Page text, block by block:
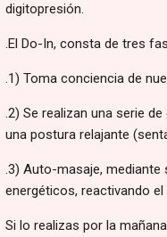
digitopresión.
.El Do-In, consta de tres
.1) Toma conciencia de
.2) Se realizan una serie
una postura relajante
.3) Auto-masaje,
energéticos, reactivando
Si lo realizas por la